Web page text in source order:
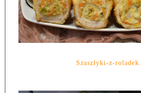
Szaszłyki-z-roladek.